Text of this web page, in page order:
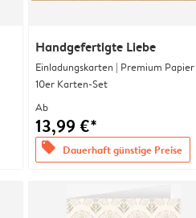
Handgefertigte Liebe
Einladungskarten | Premium Papier
10er Karten-Set
Ab
13,99 €*
offers Dauerhaft günstige Preise